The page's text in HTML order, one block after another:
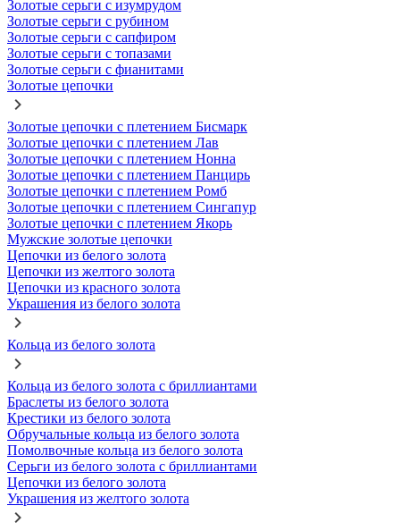
Золотые серьги с изумрудом
Золотые серьги с рубином
Золотые серьги с сапфиром
Золотые серьги с топазами
Золотые серьги с фианитами
Золотые цепочки
Золотые цепочки с плетением Бисмарк
Золотые цепочки с плетением Лав
Золотые цепочки с плетением Нонна
Золотые цепочки с плетением Панцирь
Золотые цепочки с плетением Ромб
Золотые цепочки с плетением Сингапур
Золотые цепочки с плетением Якорь
Мужские золотые цепочки
Цепочки из белого золота
Цепочки из желтого золота
Цепочки из красного золота
Украшения из белого золота
Кольца из белого золота
Кольца из белого золота с бриллиантами
Браслеты из белого золота
Крестики из белого золота
Обручальные кольца из белого золота
Помолвочные кольца из белого золота
Серьги из белого золота с бриллиантами
Цепочки из белого золота
Украшения из желтого золота